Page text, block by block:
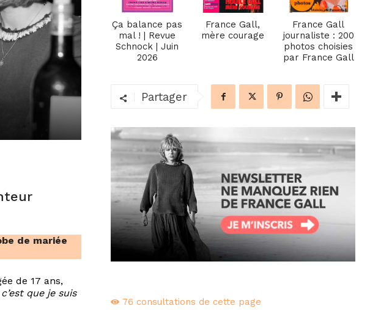
de mariée
de 17 ans,
que je suis
Ça balance pas
mal ! | Revue
Schnock | Juin
2026
France Gall,
mère courage
France Gall
journaliste : 200
photos choisies
par France Gall
Partager
76 consultations de cette page